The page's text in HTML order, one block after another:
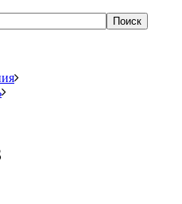
Поиск